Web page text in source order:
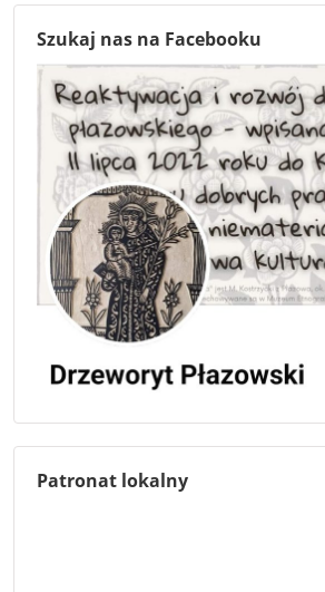
Szukaj nas na Facebooku
Patronat lokalny